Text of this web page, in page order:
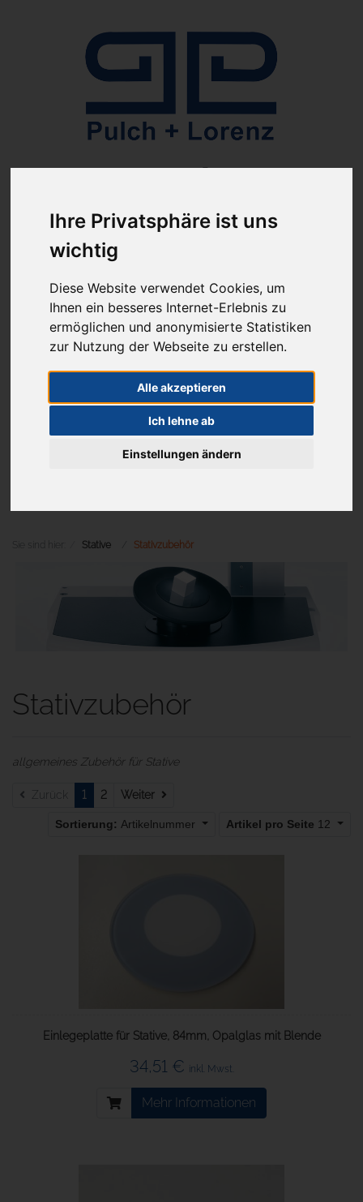
Ihre Privatsphäre ist uns
wichtig
Diese Website verwendet Cookies, um
Ihnen ein besseres Internet-Erlebnis zu
ermöglichen und anonymisierte Statistiken
zur Nutzung der Webseite zu erstellen.
Alle akzeptieren
Ich lehne ab
Einstellungen ändern
ab 100€ versandkostenfrei
(innerhalb Deutschlands)
Sie haben Fragen?
07641-9360300
Sie sind hier: Stative Stativzubehör
Stativzubehör
allgemeines Zubehör für Stative
Zurück 1 2 Weiter
Sortierung: Artikelnummer Artikel pro Seite 12
Einlegeplatte für Stative, 84mm, Opalglas mit Blende
34,51 € inkl. Mwst.
Mehr Informationen